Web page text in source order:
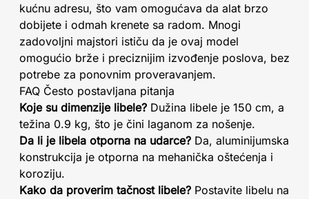
kućnu adresu, što vam omogućava da alat brzo
dobijete i odmah krenete sa radom. Mnogi
zadovoljni majstori ističu da je ovaj model
omogućio brže i preciznijim izvođenje poslova, bez
potrebe za ponovnim proveravanjem.
FAQ Često postavljana pitanja
Koje su dimenzije libele? Dužina libele je 150 cm, a
težina 0.9 kg, što je čini laganom za nošenje.
Da li je libela otporna na udarce? Da, aluminijumska
konstrukcija je otporna na mehanička oštećenja i
koroziju.
Kako da proverim tačnost libele? Postavite libelu na